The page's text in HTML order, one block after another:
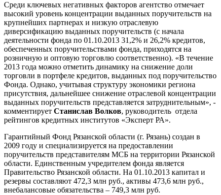
Среди ключевых негативных факторов агентство отмечает
высокий уровень концентрации выданных поручительств на
крупнейших партнерах и низкую отраслевую
диверсификацию выданных поручительств (с начала
деятельности фонда по 01.10.2013 31,2% и 26,2% кредитов,
обеспеченных поручительствами фонда, приходятся на
розничную и оптовую торговлю соответственно). «В течение
2013 года можно отметить динамику на снижение доли
торговли в портфеле кредитов, выданных под поручительство
Фонда. Однако, учитывая структуру экономики региона
присутствия, дальнейшее снижение отраслевой концентрации
выданных поручительств представляется затруднительным», -
комментирует Станислав Волков, руководитель отдела
рейтингов кредитных институтов «Эксперт РА».
Гарантийный Фонд Рязанской области (г. Рязань) создан в
2009 году и специализируется на предоставлении
поручительств представителям МСБ на территории Рязанской
области. Единственным учредителем фонда является
Правительство Рязанской области. На 01.10.2013 капитал и
резервы составляют 472,3 млн руб., активы 473,6 млн руб.,
внебалансовые обязательства – 749,3 млн руб.